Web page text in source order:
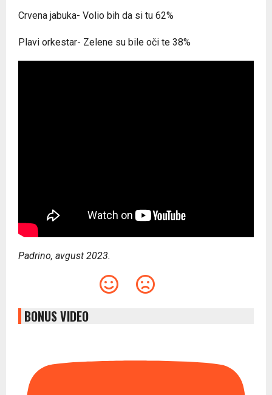
Crvena jabuka- Volio bih da si tu 62%
Plavi orkestar- Zelene su bile oči te 38%
Padrino, avgust 2023.
BONUS VIDEO